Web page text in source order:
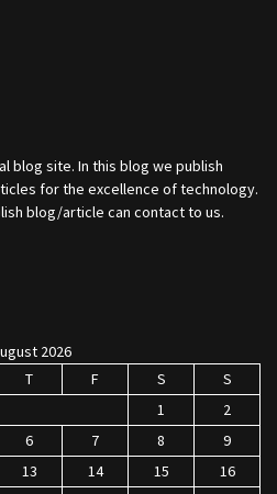
blog site. In this blog we publish
for the excellence of technology.
blog/article can contact to us.
2026
T F S
S
1
2
6 7 8
9
13 14 15
16